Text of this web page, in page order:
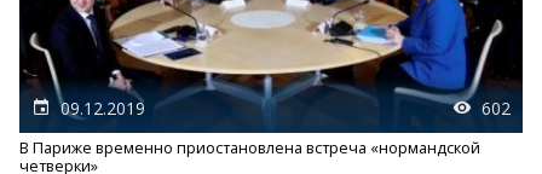
09.12.2019 602
В Париже временно приостановлена встреча «нормандской
четверки»